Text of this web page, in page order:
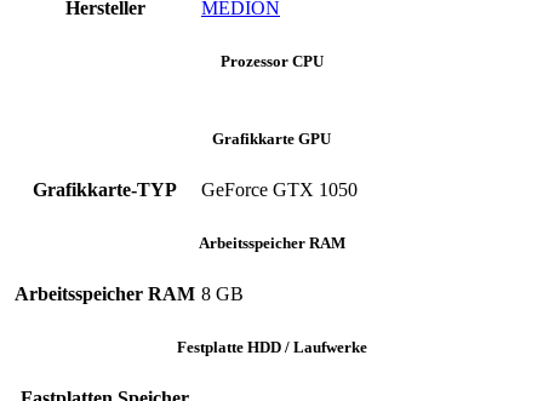
Hersteller
MEDION
Prozessor CPU
Grafikkarte GPU
Grafikkarte-TYP GeForce GTX 1050
Arbeitsspeicher RAM
Arbeitsspeicher RAM 8 GB
Festplatte HDD / Laufwerke